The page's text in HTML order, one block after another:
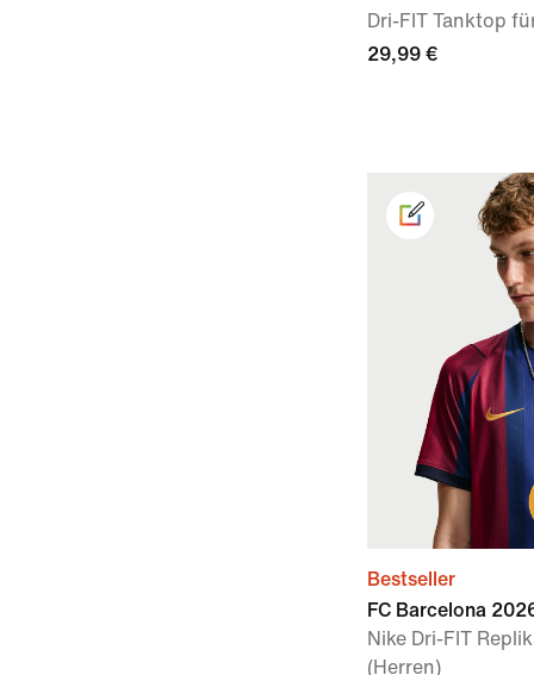
Dri-FIT Tanktop
29,99 €
Bestseller
FC Barcelona
Nike Dri-FIT
(Herren)